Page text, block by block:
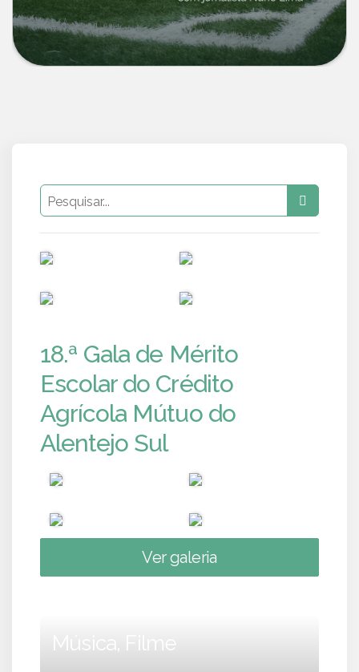
18.ª Gala de Mérito
Escolar do Crédito
Agrícola Mútuo do
Alentejo Sul
Ver galeria
Música, Filme